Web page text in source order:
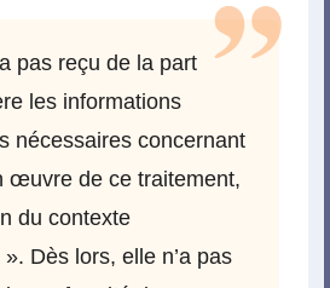
pas reçu de la part
les informations
nécessaires concernant
œuvre de ce traitement,
du contexte
». Dès lors, elle n’a pas